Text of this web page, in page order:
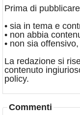
Prima di
• sia in tema e
• non abbia
• non sia
La redazione si
contenuto
policy.
Commenti